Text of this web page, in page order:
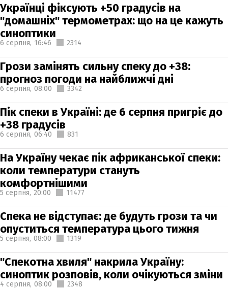
Українці фіксують +50 градусів на
"домашніх" термометрах: що на це кажуть
синоптики
6 серпня, 16:46 2314
Грози замінять сильну спеку до +38:
прогноз погоди на найближчі дні
6 серпня, 08:00 3342
Пік спеки в Україні: де 6 серпня пригріє до
+38 градусів
6 серпня, 06:40 831
На Україну чекає пік африканської спеки:
коли температури стануть
комфортнішими
5 серпня, 20:00 11477
Спека не відступає: де будуть грози та чи
опуститься температура цього тижня
5 серпня, 08:00 1319
"Спекотна хвиля" накрила Україну:
синоптик розповів, коли очікуються зміни
4 серпня, 08:00 2348